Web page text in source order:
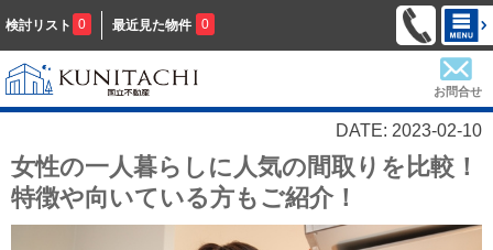
検討リスト 0 最近見た物件 0
お問合せ
DATE: 2023-02-10
女性の一人暮らしに人気の間取りを比較！
特徴や向いている方もご紹介！